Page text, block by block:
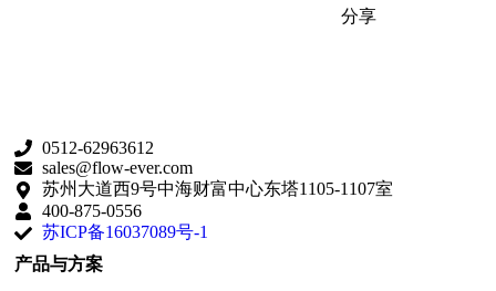
分享
0512-62963612
sales@flow-ever.com
苏州大道西9号中海财富中心东塔1105-1107室
400-875-0556
苏ICP备16037089号-1
产品与方案